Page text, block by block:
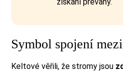
Symbol spojení
Keltové věřili, že stromy jsou